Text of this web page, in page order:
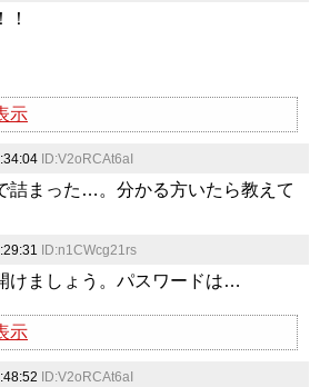
示
ID:V2oRCAt6aI
詰まった…。分かる方いたら教えて
ID:n1CWcg21rs
けましょう。パスワードは…
示
ID:V2oRCAt6aI